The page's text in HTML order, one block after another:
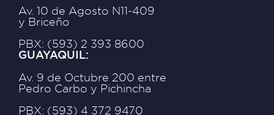
Av. 10 de Agosto N11-409
y Briceño
PBX: (593) 2 393 8600
GUAYAQUIL:
Av. 9 de Octubre 200 entre
Pedro Carbo y Pichincha
PBX: (593) 4 372 9470